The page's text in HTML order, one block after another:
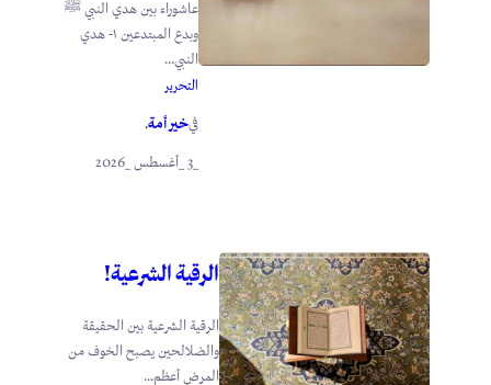
عاشوراء بين هدي النبي ﷺ
وبدع المبتدعين ١- هدي
النبي...
التحرير
فيخير أمة.
الرقية الشرعية!
الرقية الشرعية بين الحقيقة
والضلالحين يصبح الخوف من
المرض أعظم...